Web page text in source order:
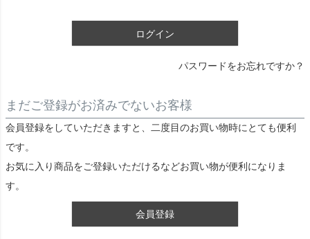
須
ログイン
パスワードをお忘れですか？
まだご登録がお済みでないお客様
会員登録をしていただきますと、二度目のお買い物時にとても便利
です。
お気に入り商品をご登録いただけるなどお買い物が便利になりま
す。
会員登録